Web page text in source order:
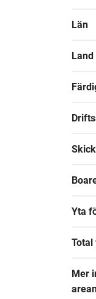
Län
Land
Skick
Yta
Total
Mer